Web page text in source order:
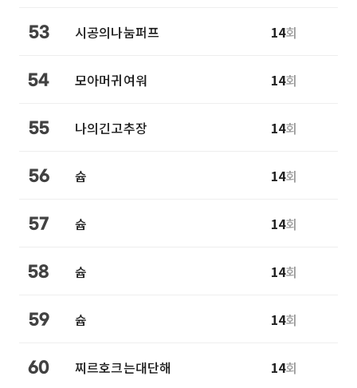
53 시공의나눔퍼프 14회
54 모아머귀여워 14회
55 나의긴고추장 14회
56 슙 14회
57 슙 14회
58 슙 14회
59 슙 14회
60 찌르호크는대단해 14회